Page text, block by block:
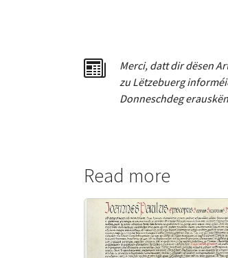
Merci, dattdir dësen
zu Lëtzebuerg
Donneschdeg
Read more